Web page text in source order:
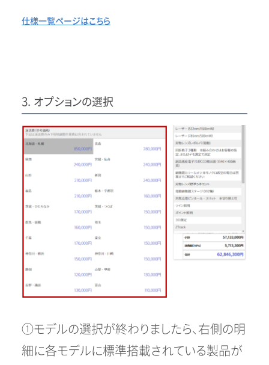
仕様一覧ページはこちら
3. オプションの選択
①モデルの選択が終わりましたら、右側の明
細に各モデルに標準搭載されている製品が